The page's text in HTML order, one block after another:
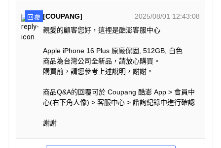
回覆 [COUPANG]
2025/08/01 12:43:08
親愛的顧客您好，這裡是酷澎客服中心
Apple iPhone 16 Plus 原廠保固, 512GB, 白色
商品為台灣公司全新品，請放心購買。
購買前，請您參考上述說明，謝謝。
商品Q&A的回覆可於 Coupang 酷澎 App > 會員中
心(右下角人像) > 客服中心 > 諮詢紀錄中進行確認
謝謝